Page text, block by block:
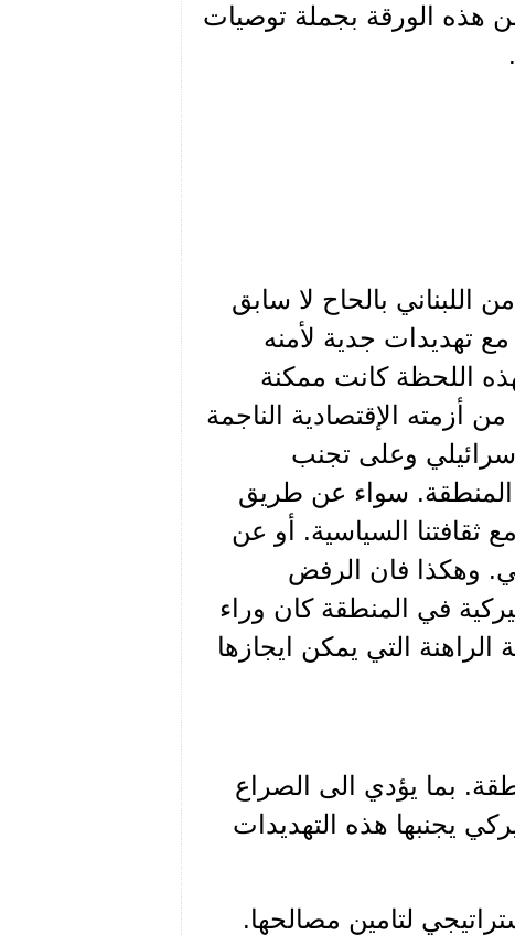
هذه الورقة بجملة توصيات
اللبناني بالحاح لا سابق
مع تهديدات جدية لأمنه
اللحظة كانت ممكنة
أزمته الإقتصادية الناجمة
وعلى تجنب
المنطقة. سواء عن طريق
ثقافتنا السياسية. أو عن
وهكذا فان الرفض
في المنطقة كان وراء
التي يمكن ايجازها
بما يؤدي الى الصراع
يجنبها هذه التهديدات
لتامين مصالحها.